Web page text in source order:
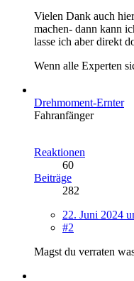
Vielen Dank auch
machen- dann kann
lasse ich aber direkt
Wenn alle Experten
Drehmoment-Ernter
Fahranfänger
Reaktionen
60
Beiträge
282
22. Juni 2024
#2
Magst du verraten